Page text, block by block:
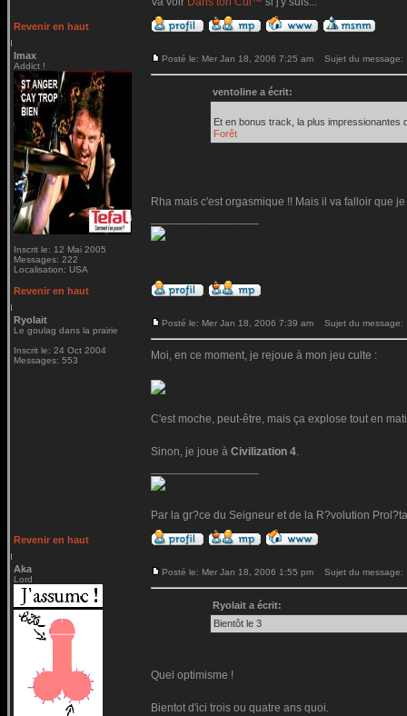
Revenir en haut
Imax
Addict !
Inscrit le: 12 Mai 2005
Messages: 222
Localisation: USA
Posté le: Mer Jan 18, 2006 7:25 am Sujet du message:
ventoline a écrit:
Et en bonus track, la plus impressionantes
Forêt
Rha mais c'est orgasmique !! Mais il va falloir que
Revenir en haut
Ryolait
Le goulag dans la prairie
Inscrit le: 24 Oct 2004
Messages: 553
Posté le: Mer Jan 18, 2006 7:39 am Sujet du message:
Moi, en ce moment, je rejoue à mon jeu culte :
C'est moche, peut-être, mais ça explose tout en
Sinon, je joue à Civilization 4.
Par la gr?ce du Seigneur et de la R?volution
Revenir en haut
Aka
Lord
Posté le: Mer Jan 18, 2006 1:55 pm Sujet du message:
Ryolait a écrit:
Bientôt le 3
Quel optimisme !
Bientot d'ici trois ou quatre ans quoi.